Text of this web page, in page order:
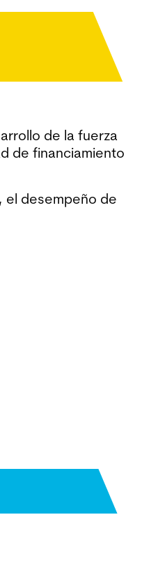
de la fuerza
de financiamiento
desempeño de